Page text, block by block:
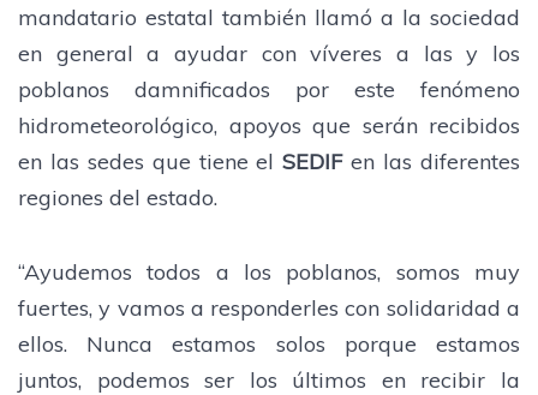
mandatario estatal también llamó a la sociedad
en general a ayudar con víveres a las y los
poblanos damnificados por este fenómeno
hidrometeorológico, apoyos que serán recibidos
en las sedes que tiene el SEDIFen las diferentes
regiones del estado.
“Ayudemos todos a los poblanos, somos muy
fuertes, y vamos a responderles con solidaridad a
ellos. Nunca estamos solos porque estamos
juntos, podemos ser los últimos en recibir la